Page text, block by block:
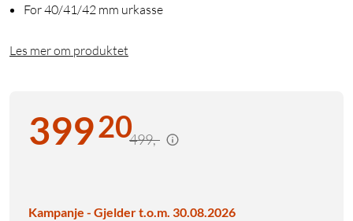
For 40/41/42 mm urkasse
Les mer om produktet
39920499,-
Kampanje - Gjelder t.o.m. 30.08.2026